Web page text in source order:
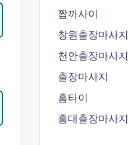
짭까사이
창원출장마사지
천안출장마사지
출장마사지
홈타이
홍대출장마사지